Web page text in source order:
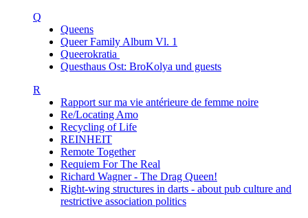
Q
Queens
Queer Family Album Vl. 1
Queerokratia
Questhaus Ost: BroKolya und guests
R
Rapport sur ma vie antérieure de femme noire
Re/Locating Amo
Recycling of Life
REINHEIT
Remote Together
Requiem For The Real
Richard Wagner - The Drag Queen!
Right-wing structures in darts - about pub culture and
restrictive association politics